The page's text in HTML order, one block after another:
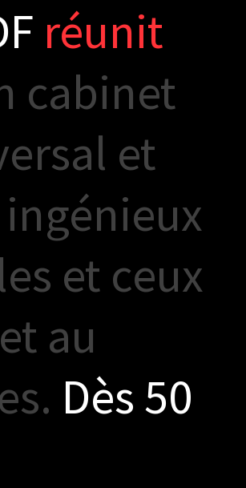
F réunit
cabinet
ersal et
ingénieux
les et ceux
et au
s. Dès 50